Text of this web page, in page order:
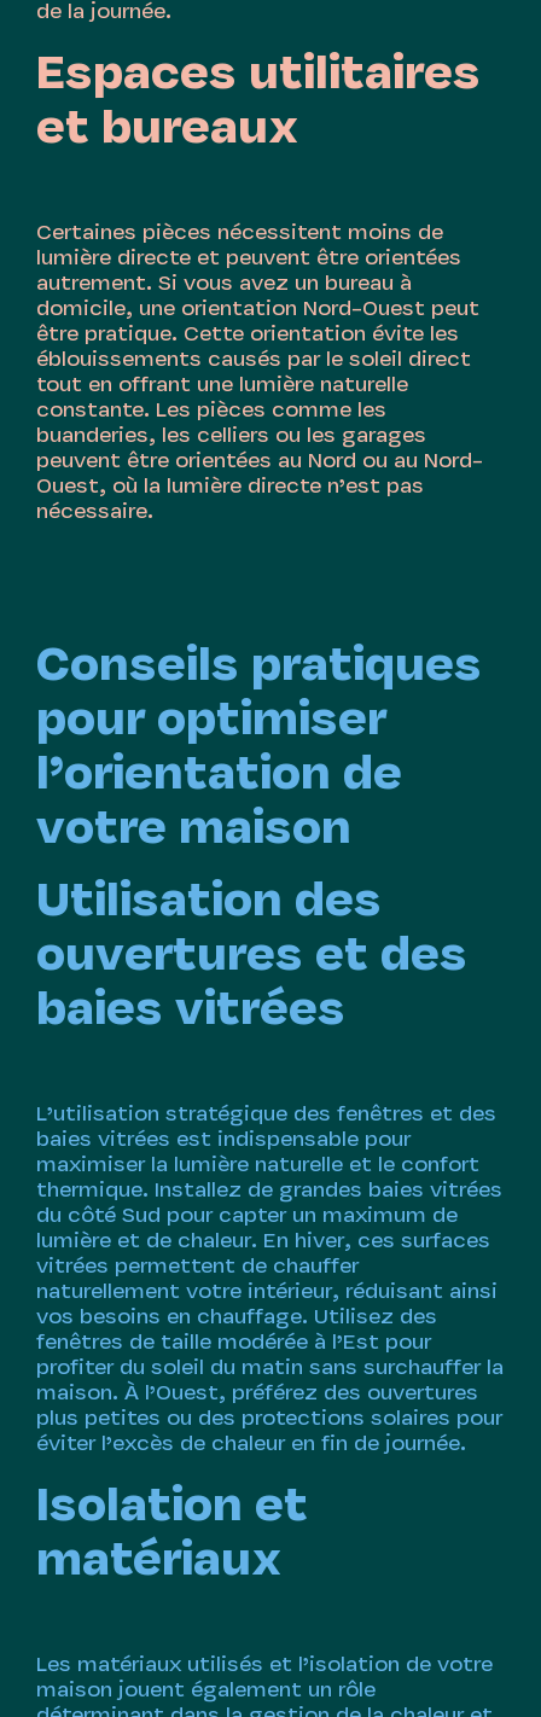
de la journée.
Espaces utilitaires
et bureaux
Certaines pièces nécessitent moins de
lumière directe et peuvent être orientées
autrement. Si vous avez un bureau à
domicile, une orientation Nord-Ouest peut
être pratique. Cette orientation évite les
éblouissements causés par le soleil direct
tout en offrant une lumière naturelle
constante. Les pièces comme les
buanderies, les celliers ou les garages
peuvent être orientées au Nord ou au Nord-
Ouest, où la lumière directe n’est pas
nécessaire.
Conseils pratiques
pour optimiser
l’orientation de
votre maison
Utilisation des
ouvertures et des
baies vitrées
L’utilisation stratégique des fenêtres et des
baies vitrées est indispensable pour
maximiser la lumière naturelle et le confort
thermique. Installez de grandes baies vitrées
du côté Sud pour capter un maximum de
lumière et de chaleur. En hiver, ces surfaces
vitrées permettent de chauffer
naturellement votre intérieur, réduisant ainsi
vos besoins en chauffage. Utilisez des
fenêtres de taille modérée à l’Est pour
profiter du soleil du matin sans surchauffer la
maison. À l’Ouest, préférez des ouvertures
plus petites ou des protections solaires pour
éviter l’excès de chaleur en fin de journée.
Isolation et
matériaux
Les matériaux utilisés et l’isolation de votre
maison jouent également un rôle